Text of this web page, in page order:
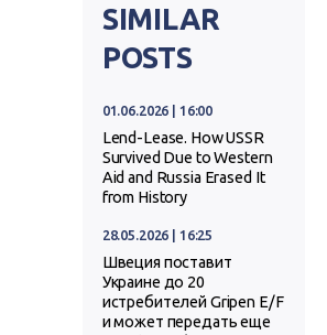
SIMILAR
POSTS
01.06.2026 | 16:00
Lend-Lease. How USSR
Survived Due to Western
Aid and Russia Erased It
from History
28.05.2026 | 16:25
Швеция поставит
Украине до 20
истребителей Gripen E/F
и может передать еще